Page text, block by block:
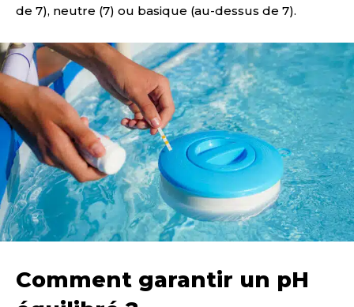
de 7), neutre (7) ou basique (au-dessus de 7).
Comment garantir un pH